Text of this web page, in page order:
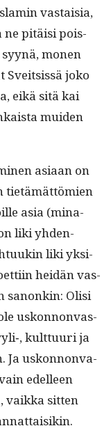
vas­taisia,
ne pitäisi pois­
mon­en
joko
eikä sitä kai
muiden
asi­aan on
tietämät­tömien
asia (mina­
liki yhden­
liki yksi­
hei­dän vas­
sanonkin: Olisi
uskon­non­va­s­
kult­tuuri ja
Ja uskon­non­va­
edelleen
vaik­ka sit­ten